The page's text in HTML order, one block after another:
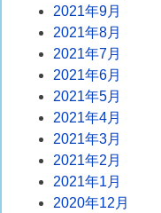
2021年9月
2021年8月
2021年7月
2021年6月
2021年5月
2021年4月
2021年3月
2021年2月
2021年1月
2020年12月